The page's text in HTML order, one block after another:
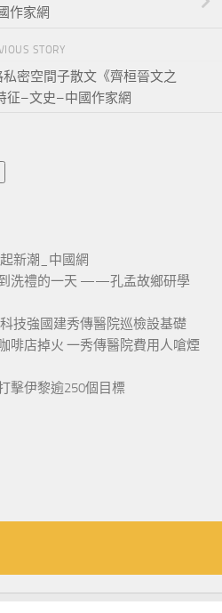
作家網
STORY
密空間子散文《齊桓晉文之
征–文史–中國作家網
新潮_中國網
到洗禮的一天 ——孔孟故鄉研學
技強國建秀傳醫院巡檢設基礎
啡店掉火 一秀傳醫院費用人嗆煙
擊伊黎逾250個目標